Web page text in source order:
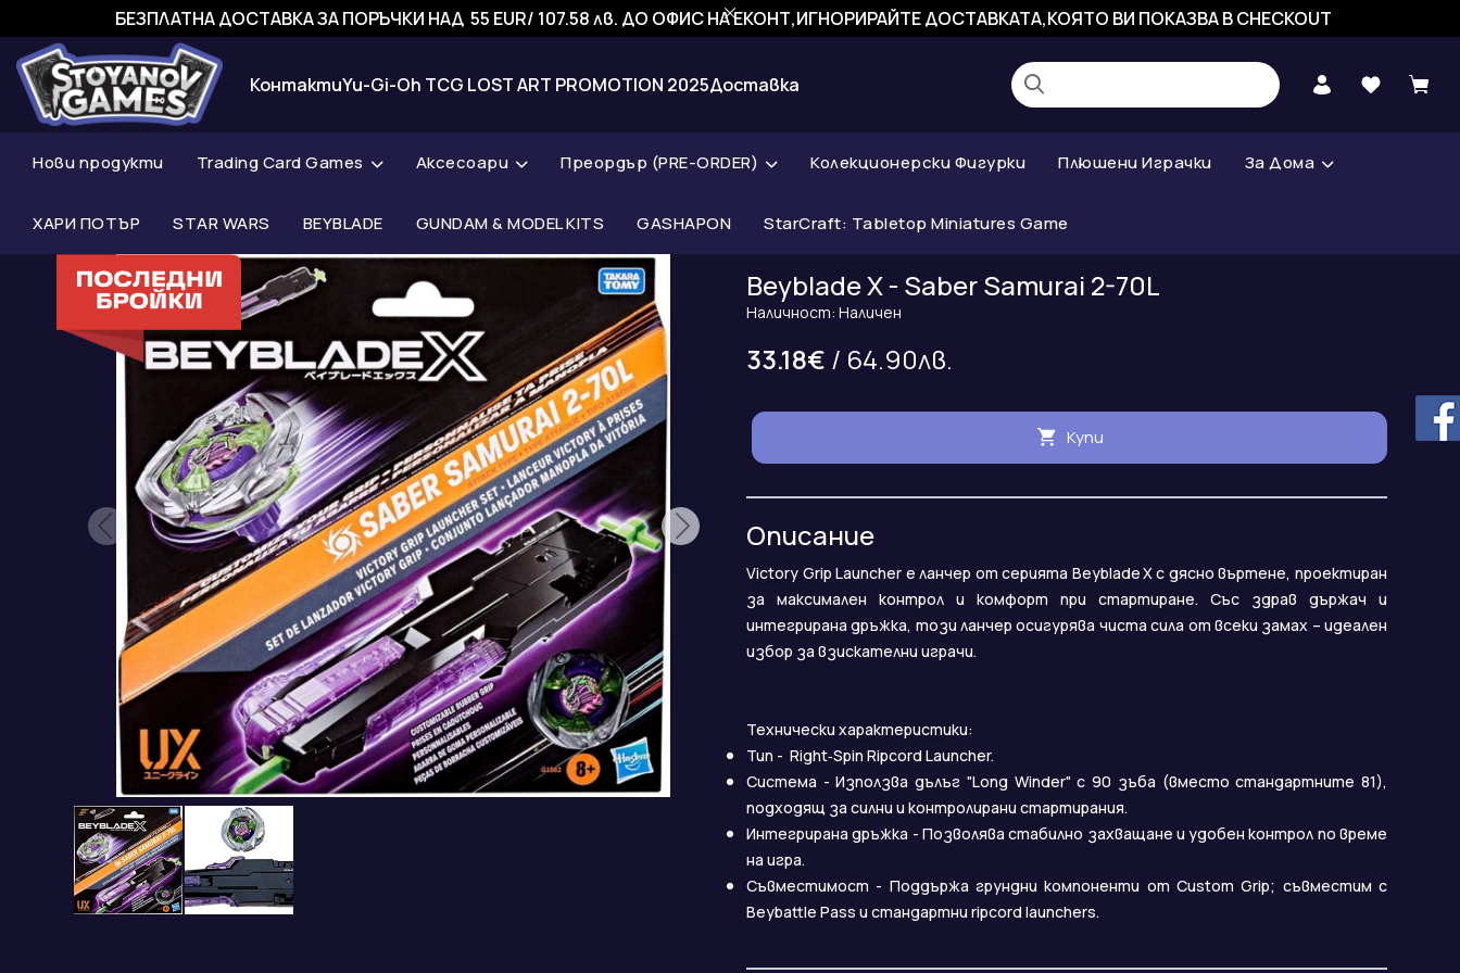
БЕЗПЛАТНА ДОСТАВКА ЗА ПОРЪЧКИ НАД 55 EUR/ 107.58 лв. ДО ОФИС НА ЕКОНТ,ИГНОРИРАЙТЕ ДОСТАВКАТА,КОЯТО ВИ ПОКАЗВА В CHECKOUT
КонтактиYu-Gi-Oh TCG LOST ART PROMOTION 2025Доставка
Нови продукти Trading Card Games Аксесоари Преордър (PRE-ORDER) Колекционерски Фигурки Плюшени Играчки За Дома
ХАРИ ПОТЪР STAR WARS BEYBLADE GUNDAM & MODEL KITS GASHAPON StarCraft: Tabletop Miniatures Game
Beyblade X - Saber Samurai 2-70L
Наличност: Наличен
33.18€ / 64.90лв.
Купи
Описание
Victory Grip Launcher е ланчер от серията Beyblade X с дясно въртене, проектиран
за максимален контрол и комфорт при стартиране. Със здрав държач и
интегрирана дръжка, този ланчер осигурява чиста сила от всеки замах – идеален
избор за взискателни играчи.
Технически характеристики:
Тип - Right‑Spin Ripcord Launcher.
Система - Използва дълъг "Long Winder" с 90 зъба (вместо стандартните 81),
подходящ за силни и контролирани стартирания.
Интегрирана дръжка - Позволява стабилно захващане и удобен контрол по време
на игра.
Съвместимост - Поддържа грундни компоненти от Custom Grip; съвместим с
Beybattle Pass и стандартни ripcord launchers.